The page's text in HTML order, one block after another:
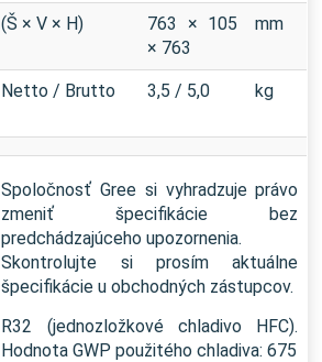
(Š × V × H)
763 × 105
× 763
mm
Netto / Brutto 3,5 / 5,0 kg
Spoločnosť Gree si vyhradzuje právo
zmeniť špecifikácie bez
predchádzajúceho upozornenia.
Skontrolujte si prosím aktuálne
špecifikácie u obchodných zástupcov.
R32 (jednozložkové chladivo HFC).
Hodnota GWP použitého chladiva: 675